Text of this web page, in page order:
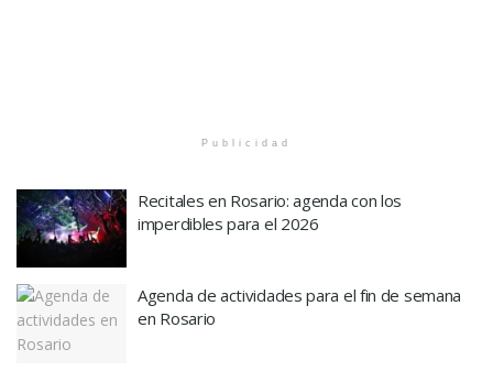
Publicidad
Recitales en Rosario: agenda con los
imperdibles para el 2026
Agenda de actividades para el fin de semana
en Rosario